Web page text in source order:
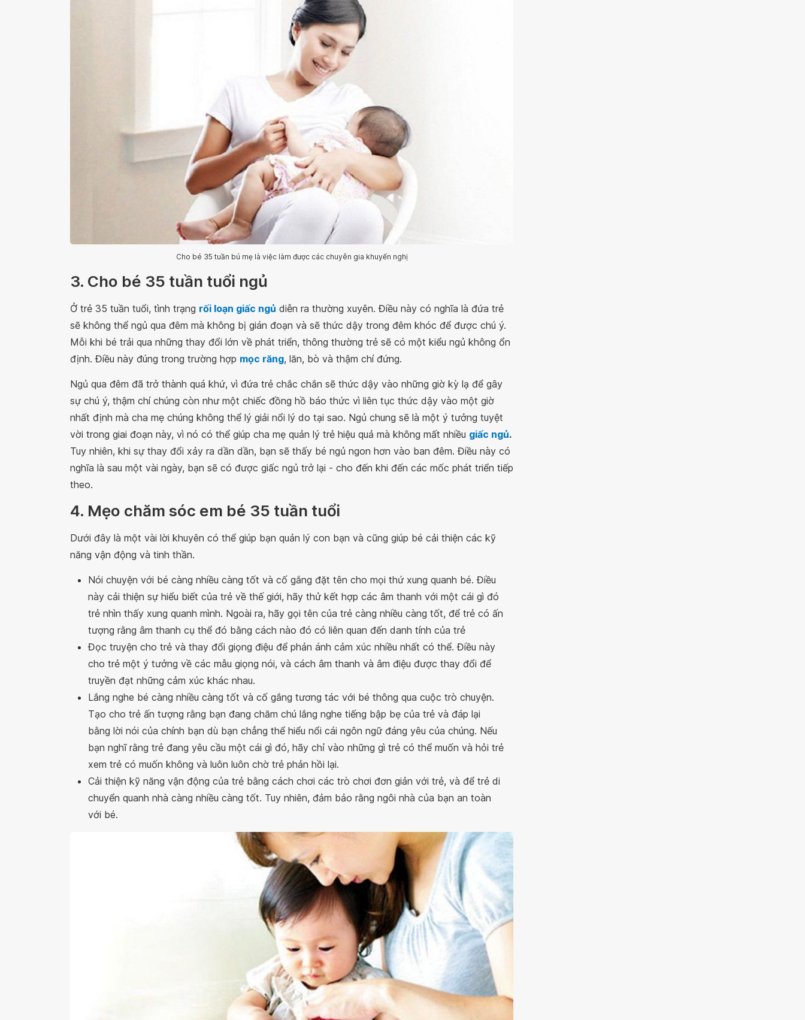
Cho bé 35 tuần bú mẹ là việc làm được các chuyên gia khuyến nghị
3. Cho bé 35 tuần tuổi ngủ
Ở trẻ 35 tuần tuổi, tình trạng rối loạn giấc ngủ diễn ra thường xuyên. Điều này có nghĩa là đứa trẻ
sẽ không thể ngủ qua đêm mà không bị gián đoạn và sẽ thức dậy trong đêm khóc để được chú ý.
Mỗi khi bé trải qua những thay đổi lớn về phát triển, thông thường trẻ sẽ có một kiểu ngủ không ổn
định. Điều này đúng trong trường hợp mọc răng, lăn, bò và thậm chí đứng.
Ngủ qua đêm đã trở thành quá khứ, vì đứa trẻ chắc chắn sẽ thức dậy vào những giờ kỳ lạ để gây
sự chú ý, thậm chí chúng còn như một chiếc đồng hồ báo thức vì liên tục thức dậy vào một giờ
nhất định mà cha mẹ chúng không thể lý giải nổi lý do tại sao. Ngủ chung sẽ là một ý tưởng tuyệt
vời trong giai đoạn này, vì nó có thể giúp cha mẹ quản lý trẻ hiệu quả mà không mất nhiều giấc ngủ.
Tuy nhiên, khi sự thay đổi xảy ra dần dần, bạn sẽ thấy bé ngủ ngon hơn vào ban đêm. Điều này có
nghĩa là sau một vài ngày, bạn sẽ có được giấc ngủ trở lại - cho đến khi đến các mốc phát triển tiếp
theo.
4. Mẹo chăm sóc em bé 35 tuần tuổi
Dưới đây là một vài lời khuyên có thể giúp bạn quản lý con bạn và cũng giúp bé cải thiện các kỹ
năng vận động và tinh thần.
Nói chuyện với bé càng nhiều càng tốt và cố gắng đặt tên cho mọi thứ xung quanh bé. Điều
này cải thiện sự hiểu biết của trẻ về thế giới, hãy thử kết hợp các âm thanh với một cái gì đó
trẻ nhìn thấy xung quanh mình. Ngoài ra, hãy gọi tên của trẻ càng nhiều càng tốt, để trẻ có ấn
tượng rằng âm thanh cụ thể đó bằng cách nào đó có liên quan đến danh tính của trẻ
Đọc truyện cho trẻ và thay đổi giọng điệu để phản ánh cảm xúc nhiều nhất có thể. Điều này
cho trẻ một ý tưởng về các mẫu giọng nói, và cách âm thanh và âm điệu được thay đổi để
truyền đạt những cảm xúc khác nhau.
Lắng nghe bé càng nhiều càng tốt và cố gắng tương tác với bé thông qua cuộc trò chuyện.
Tạo cho trẻ ấn tượng rằng bạn đang chăm chú lắng nghe tiếng bập bẹ của trẻ và đáp lại
bằng lời nói của chính bạn dù bạn chẳng thể hiểu nổi cái ngôn ngữ đáng yêu của chúng. Nếu
bạn nghĩ rằng trẻ đang yêu cầu một cái gì đó, hãy chỉ vào những gì trẻ có thể muốn và hỏi trẻ
xem trẻ có muốn không và luôn luôn chờ trẻ phản hồi lại.
Cải thiện kỹ năng vận động của trẻ bằng cách chơi các trò chơi đơn giản với trẻ, và để trẻ di
chuyển quanh nhà càng nhiều càng tốt. Tuy nhiên, đảm bảo rằng ngôi nhà của bạn an toàn
với bé.